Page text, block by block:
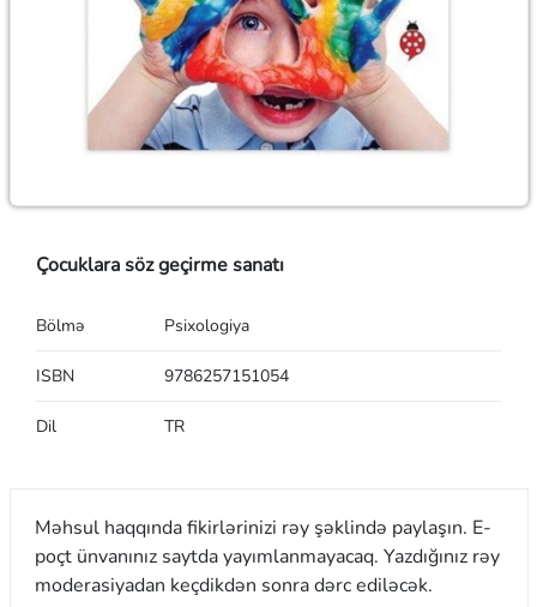
Çocuklara söz geçirme sanatı
Bölmə Psixologiya
ISBN 9786257151054
Dil TR
Məhsul haqqında fikirlərinizi rəy şəklində paylaşın. E-
poçt ünvanınız saytda yayımlanmayacaq. Yazdığınız rəy
moderasiyadan keçdikdən sonra dərc ediləcək.